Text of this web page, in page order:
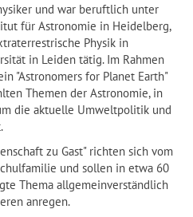
und war beruftlich unter
für Astronomie in Heidelberg,
Physik in
in Leiden tätig. Im Rahmen
"Astronomers for Planet Earth"
Themen der Astronomie, in
die aktuelle Umweltpolitik und
zu Gast" richten sich vom
und sollen in etwa 60
Thema allgemeinverständlich
anregen.